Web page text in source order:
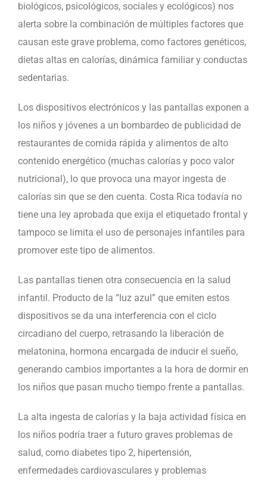
biológicos, psicológicos, sociales y ecológicos) nos
alerta sobre la combinación de múltiples factores que
causan este grave problema, como factores genéticos,
dietas altas en calorías, dinámica familiar y conductas
sedentarias.
Los dispositivos electrónicos y las pantallas exponen a
los niños y jóvenes a un bombardeo de publicidad de
restaurantes de comida rápida y alimentos de alto
contenido energético (muchas calorías y poco valor
nutricional), lo que provoca una mayor ingesta de
calorías sin que se den cuenta. Costa Rica todavía no
tiene una ley aprobada que exija el etiquetado frontal y
tampoco se limita el uso de personajes infantiles para
promover este tipo de alimentos.
Las pantallas tienen otra consecuencia en la salud
infantil. Producto de la “luz azul” que emiten estos
dispositivos se da una interferencia con el ciclo
circadiano del cuerpo, retrasando la liberación de
melatonina, hormona encargada de inducir el sueño,
generando cambios importantes a la hora de dormir en
los niños que pasan mucho tiempo frente a pantallas.
La alta ingesta de calorías y la baja actividad física en
los niños podría traer a futuro graves problemas de
salud, como diabetes tipo 2, hipertensión,
enfermedades cardiovasculares y problemas